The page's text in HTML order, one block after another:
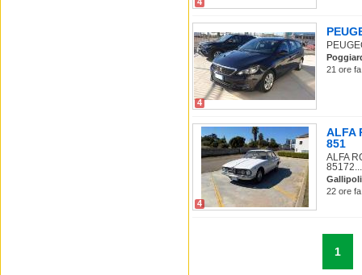
4
21 ore
4
ALFA
851
ALFA
85172...
Gallipoli
22 ore
1